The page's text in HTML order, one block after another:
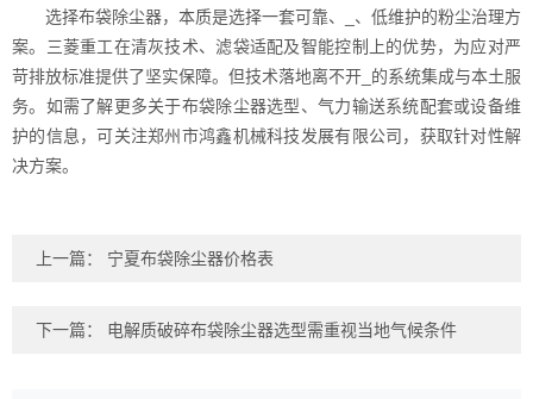
选择布袋除尘器，本质是选择一套可靠、_、低维护的粉尘治理方
案。三菱重工在清灰技术、滤袋适配及智能控制上的优势，为应对严
苛排放标准提供了坚实保障。但技术落地离不开_的系统集成与本土服
务。如需了解更多关于布袋除尘器选型、气力输送系统配套或设备维
护的信息，可关注郑州市鸿鑫机械科技发展有限公司，获取针对性解
决方案。
上一篇： 宁夏布袋除尘器价格表
下一篇： 电解质破碎布袋除尘器选型需重视当地气候条件